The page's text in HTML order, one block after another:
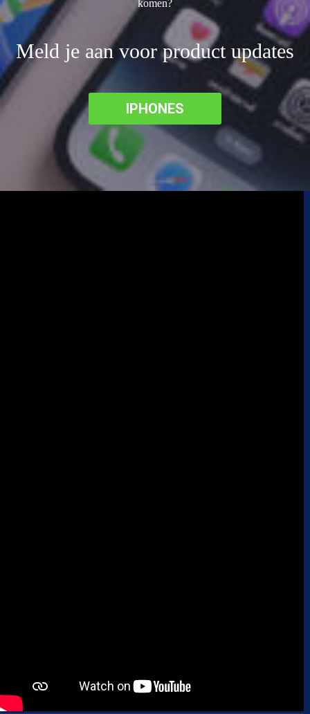
komen?
Meld je aan voor product updates
IPHONES